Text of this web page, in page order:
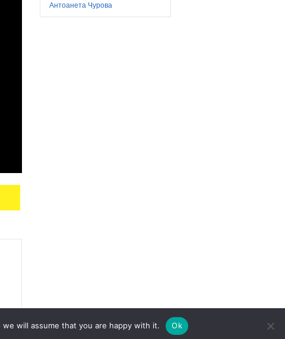
Антоанета Чурова
will assume that you are happy with it. Ok